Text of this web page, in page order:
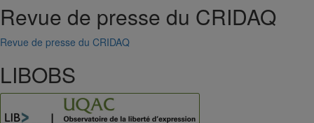
Revue de presse du CRIDAQ
Revue de presse du CRIDAQ
LIBOBS